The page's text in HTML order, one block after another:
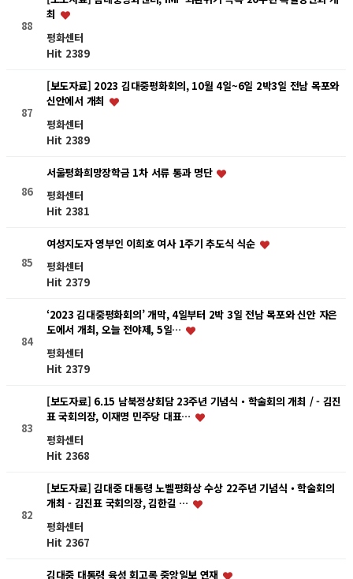
88
최
평화센터
Hit 2389
87
[보도자료] 2023 김대중평화회의, 10월 4일~6일 2박3일 전남 목포와
신안에서 개최
평화센터
Hit 2389
86
서울평화희망장학금 1차 서류 통과 명단
평화센터
Hit 2381
85
여성지도자 영부인 이희호 여사 1주기 추도식 식순
평화센터
Hit 2379
84
‘2023 김대중평화회의’ 개막, 4일부터 2박 3일 전남 목포와 신안 자은
도에서 개최, 오늘 전야제, 5일…
평화센터
Hit 2379
83
[보도자료] 6.15 남북정상회담 23주년 기념식・학술회의 개최 / - 김진
표 국회의장, 이재명 민주당 대표…
평화센터
Hit 2368
82
[보도자료] 김대중 대통령 노벨평화상 수상 22주년 기념식・학술회의
개최 - 김진표 국회의장, 김한길 …
평화센터
Hit 2367
김대중 대통령 육성 회고록 중앙일보 연재